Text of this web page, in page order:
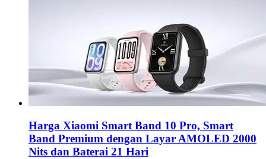
Harga Xiaomi Smart Band 10 Pro, Smart
Band Premium dengan Layar AMOLED 2000
Nits dan Baterai 21 Hari